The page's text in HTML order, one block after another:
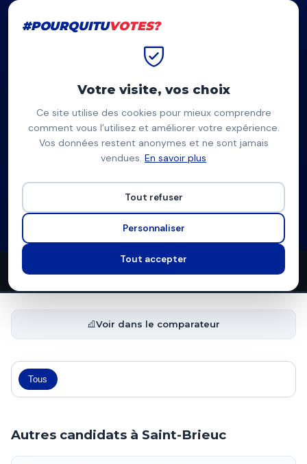
#POURQUITUVOTES?
JM
Joannic Martin
Liste divers droite
0propositions0thèmes couverts7candidats en lice
Voir dans le comparateur
Tous
Autres candidats à Saint-Brieuc
#POURQUITUVOTES?
Votre visite, vos choix
Ce site utilise des cookies pour mieux comprendre
comment vous l’utilisez et améliorer votre expérience.
Vos données restent anonymes et ne sont jamais
vendues. En savoir plus
Tout refuser
Personnaliser
Tout accepter